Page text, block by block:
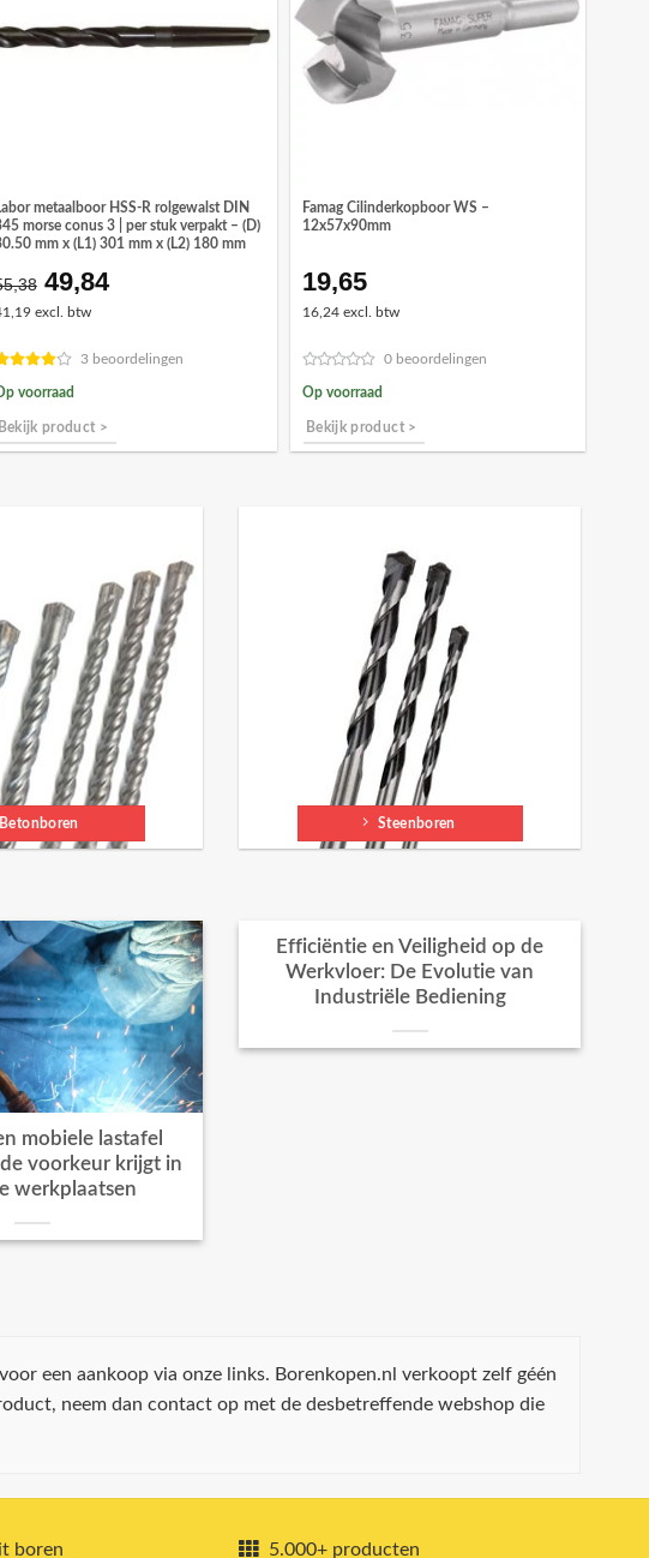
metaalboor HSS-R rolgewalst DIN
morse conus 3 | per stuk verpakt – (D)
mm x (L1) 301 mm x (L2) 180 mm
Oorspronkelijke
prijs
€55,38.
49,84Huidige
€49,84.
excl. btw
3 beoordelingen
voorraad
Bekijk product >
Famag Cilinderkopboor WS –
12x57x90mm
19,65
16,24 excl. btw
0 beoordelingen
Op voorraad
Bekijk product >
Betonboren Steenboren
mobiele lastafel
voorkeur krijgt in
werkplaatsen
Efficiëntie en Veiligheid op de
Werkvloer: De Evolutie van
Industriële Bediening
een aankoop via onze links. Borenkopen.nl verkoopt zelf géén
neem dan contact op met de desbetreffende webshop die
boren 5.000+ producten